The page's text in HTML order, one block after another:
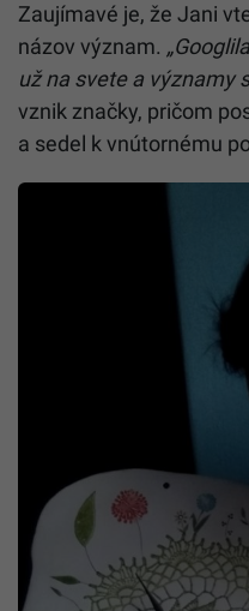
Zaujímavé je, že Jani
názov význam.
už na svete a významy
vznik značky, pričom
a sedel k vnútornému